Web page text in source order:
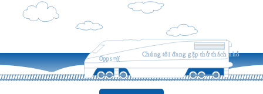
Opps =((
Chúng tôi đang gặp thử thách nhỏ